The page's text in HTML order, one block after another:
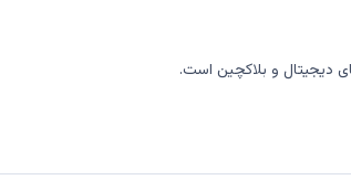
دیجیتال و بلاکچین است.